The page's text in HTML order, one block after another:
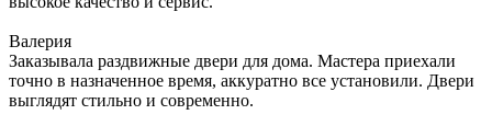
Валерия
Заказывала раздвижные двери для дома. Мастера приехали
точно в назначенное время, аккуратно все установили. Двери
выглядят стильно и современно.